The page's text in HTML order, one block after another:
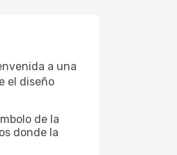
a una
el diseño
de la
donde la